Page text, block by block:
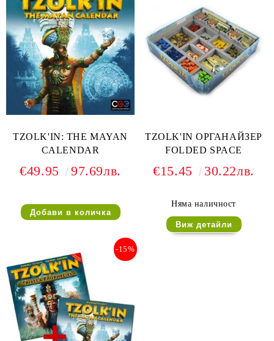
TZOLK'IN: THE MAYAN
CALENDAR
€49.95 97.69лв.
TZOLK'IN ОРГАНАЙЗЕР
FOLDED SPACE
€15.45 30.22лв.
Няма наличност
Виж детайли
-15%